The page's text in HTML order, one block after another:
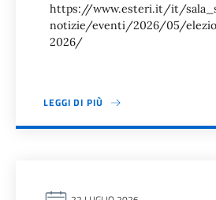
https://www.esteri.it/it/
notizie/eventi/2026/05/
2026/
LEGGI DI PIÙ